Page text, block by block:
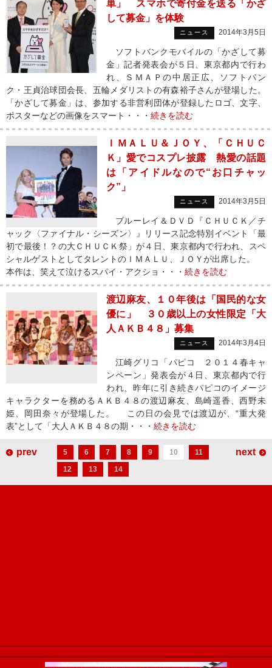
単」 スマホで寄付金を送る「かざ
して募金」を体験
ニュース 2014年3月5日
ソフトバンクモバイルの「かざして募
金」記者発表会が５日、東京都内で行わ
れ、ＳＭＡＰの中居正広、ソフトバン
ク・王貞治球団会長、五輪メダリストの有森裕子さんが登場した。
「かざして募金」は、参加する非営利団体が登録したロゴ、文字、
ポスターなどの画像をスマート・・・ 続きを読む
ＩＭＡＬＵ＆ＪＯＹ、「ＣＨＵＣ
Ｋ」愛でコスプレ披露 熱愛の話題
は「アイドルなので“お口チャッ
ク”」
ニュース 2014年3月5日
ブルーレイ＆ＤＶＤ『ＣＨＵＣＫ／チ
ャック〈ファイナル・シーズン〉』リリース記念特別イベント「最
初で最後！？の大ＣＨＵＣＫ祭」が４日、東京都内で行われ、スペ
シャルゲストとしてタレントのＩＭＡＬＵ、ＪＯＹが出席した。
本作は、笑えて泣けるスパイ・アクショ・・・ 続きを読む
渡辺麻友、１０年後は「国民的な女
優に」 ３０歳以上の女性限定「大
人ＡＫＢ４８」募集
ニュース 2014年3月4日
江崎グリコ「パピコ ２０１４春キャ
ンペーン」発表会が４日、東京都内で行
われ、昨年に引き続きパピコのイメージ
キャラクターを務めるＡＫＢ４８の渡辺麻友、島崎遥香、西野未
姫、岡田奈々が登場した。 この日の会見では渡辺が、“重大発
表”として「大人ＡＫＢ４８の期・・・ 続きを読む
prev 5 6 7 8 9 10
11
12
13 14
next